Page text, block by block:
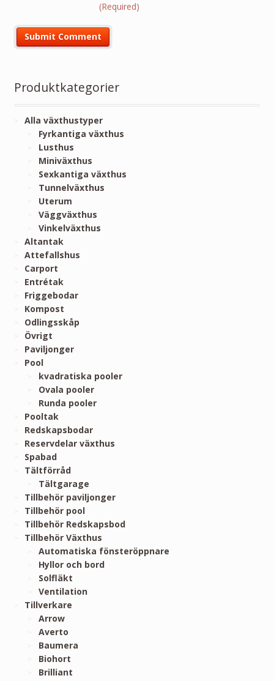
(Required)
Produktkategorier
Alla växthustyper
Fyrkantiga växthus
Lusthus
Miniväxthus
Sexkantiga växthus
Tunnelväxthus
Uterum
Väggväxthus
Vinkelväxthus
Altantak
Attefallshus
Carport
Entrétak
Friggebodar
Kompost
Odlingsskåp
Övrigt
Paviljonger
Pool
kvadratiska pooler
Ovala pooler
Runda pooler
Pooltak
Redskapsbodar
Reservdelar växthus
Spabad
Tältförråd
Tältgarage
Tillbehör paviljonger
Tillbehör pool
Tillbehör Redskapsbod
Tillbehör Växthus
Automatiska fönsteröppnare
Hyllor och bord
Solfläkt
Ventilation
Tillverkare
Arrow
Averto
Baumera
Biohort
Brilliant